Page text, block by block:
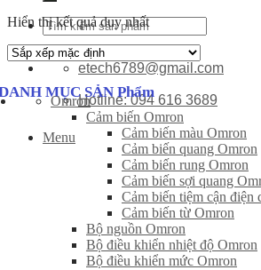
Tìm
kiếm:
etech6789@gmail.com
Hotline: 094 616 3689
Menu
Hiển thị kết quả duy nhất
MỤC SẢN Phẩm
Omron
Cảm biến Omron
Cảm biến màu Omron
Cảm biến quang Omron
Cảm biến rung Omron
Cảm biến sợi quang
Cảm biến tiệm cận điện
Cảm biến từ Omron
Bộ nguồn Omron
Bộ điều khiển nhiệt độ Omron
Bộ điều khiển mức Omron